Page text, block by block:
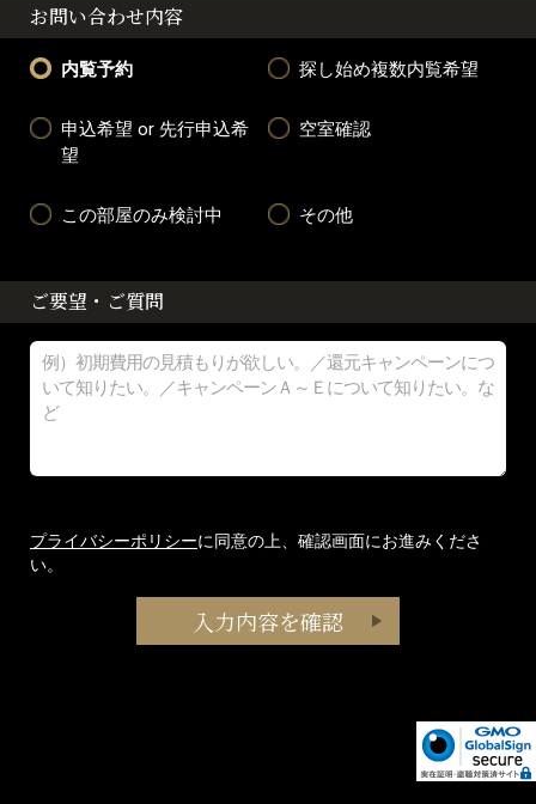
お問い合わせ内容
内覧予約 探し始め複数内覧希望
申込希望 or 先行申込希
望
空室確認
この部屋のみ検討中 その他
ご要望・ご質問
プライバシーポリシーに同意の上、確認画面にお進みくださ
い。